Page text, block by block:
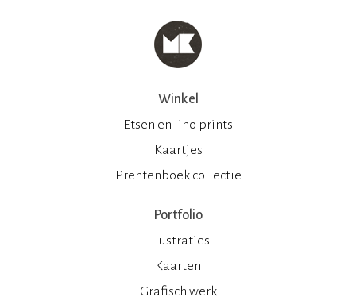
Winkel
Etsen en lino prints
Kaartjes
Prentenboek collectie
Portfolio
Illustraties
Kaarten
Grafisch werk